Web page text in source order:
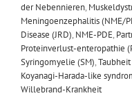
der Nebennieren,
Meningoenzephalitis (NME/
Disease (JRD), NME-PDE,
Proteinverlust-enteropathie
Syringomyelie (SM),
Koyanagi-Harada-like
Willebrand-Krankheit